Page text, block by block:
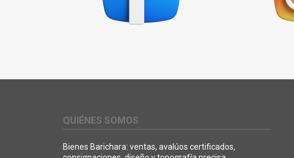
QUIÉNES SOMOS
Bienes Barichara: ventas, avalúos certificados,